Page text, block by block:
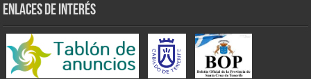
ENLACES DE INTERÉS